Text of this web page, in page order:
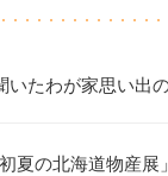
いたわが家思い出
夏の北海道物産展